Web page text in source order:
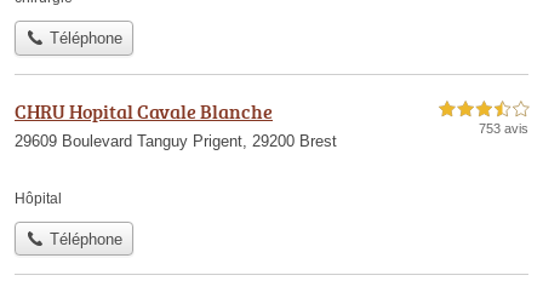
Téléphone
CHRU Hopital Cavale Blanche
29609 Boulevard Tanguy Prigent, 29200 Brest
3,5 étoiles sur 5
753 avis
Hôpital
Téléphone